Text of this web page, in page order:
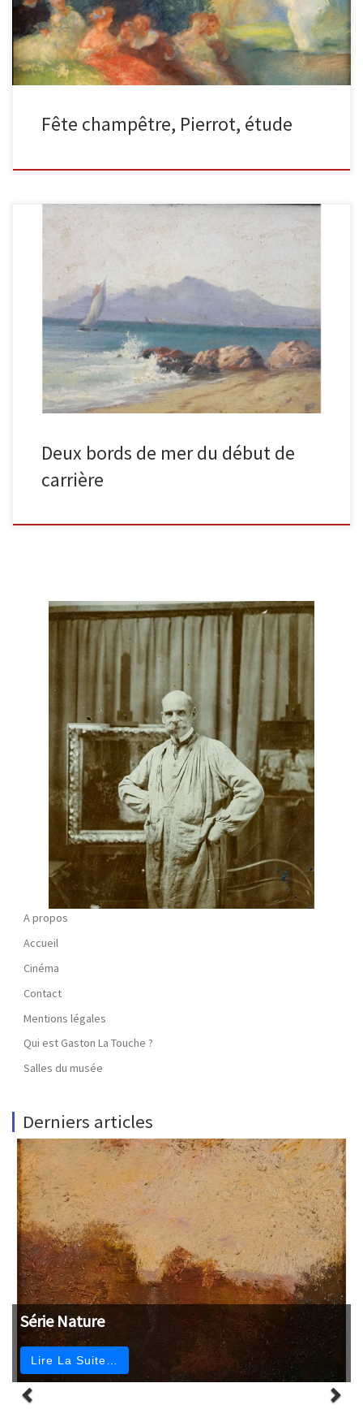
Fête champêtre, Pierrot, étude
Voilier et effet de vagues sur les rochers, 1885 Huile sur panneau,
signée en bas à droite. Dimensions : 40 […]
Deux bords de mer du début de
carrière
A propos
Accueil
Cinéma
Contact
Mentions légales
Qui est Gaston La Touche ?
Salles du musée
Derniers articles
Série Nature
Lire La Suite…